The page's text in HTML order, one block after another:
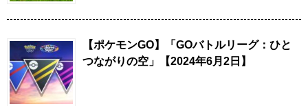
【ポケモンGO】「GOバトルリーグ：ひと
つながりの空」【2024年6月2日】